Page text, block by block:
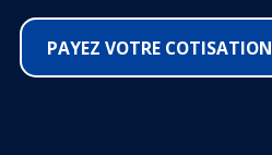
PAYEZ VOTRE COTISATION